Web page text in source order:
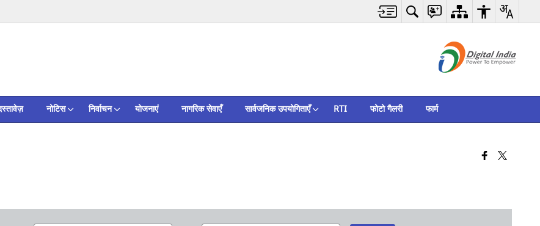
नोटिस निर्वाचन योजनाएं नागरिक सेवाएँ सार्वजनिक उपयोगिताएँ RTI फोटो गैलरी फार्म